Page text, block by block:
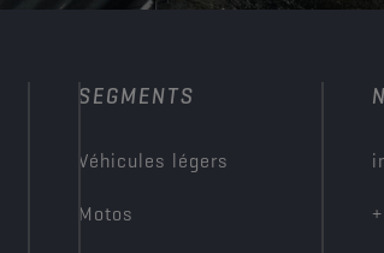
SEGMENTS
Véhicules légers
Motos